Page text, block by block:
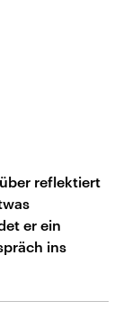
reflektiert
er ein
ins